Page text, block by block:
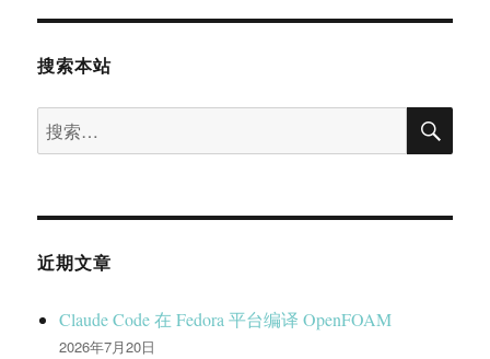
搜索本站
搜
索：
搜
近期文章
Claude Code 在 Fedora 平台编译 OpenFOAM
2026年7月20日